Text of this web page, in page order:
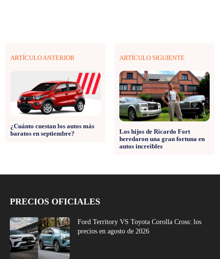
ARTÍCULO ANTERIOR
¿Cuánto cuestan los autos más
baratos en septiembre?
ARTÍCULO SIGUIENTE
Los hijos de Ricardo Fort
heredaron una gran fortuna en
autos increíbles
PRECIOS OFICIALES
Ford Territory VS Toyota Corolla Cross: los
precios en agosto de 2026